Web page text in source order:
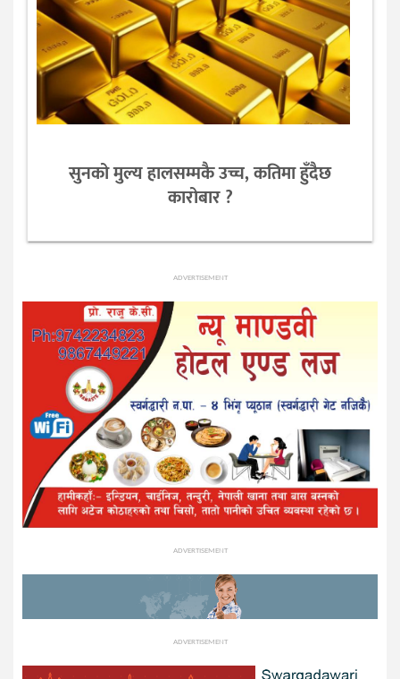
सुनको मुल्य हालसम्मकै उच्च, कतिमा हुँदैछ
कारोबार ?
ADVERTISEMENT
ADVERTISEMENT
ADVERTISEMENT